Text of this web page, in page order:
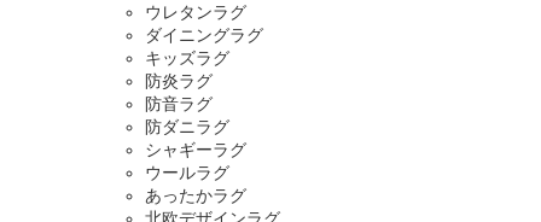
ウレタンラグ
ダイニングラグ
キッズラグ
防炎ラグ
防音ラグ
防ダニラグ
シャギーラグ
ウールラグ
あったかラグ
北欧デザインラグ